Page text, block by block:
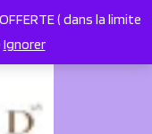
( dans la limite
Ignorer